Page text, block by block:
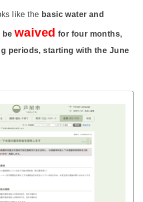
like the basic water and
be waived for four months,
periods, starting with the June